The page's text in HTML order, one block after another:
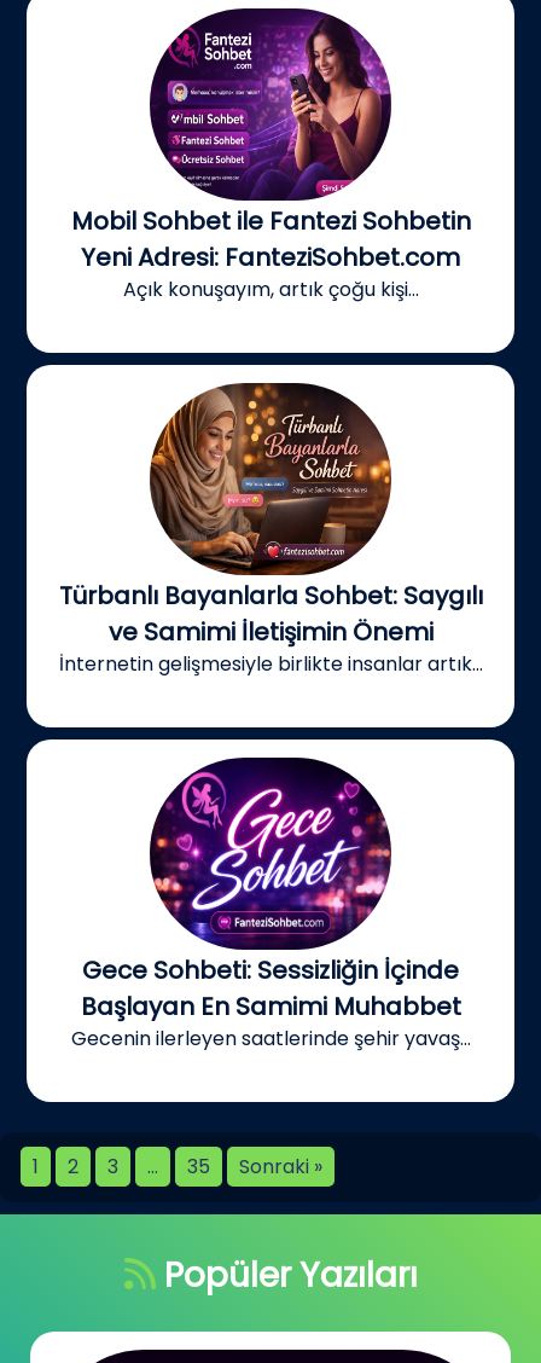
Mobil Sohbet ile Fantezi Sohbetin
Yeni Adresi: FanteziSohbet.com
Açık konuşayım, artık çoğu kişi...
Türbanlı Bayanlarla Sohbet: Saygılı
ve Samimi İletişimin Önemi
İnternetin gelişmesiyle birlikte insanlar artık...
Gece Sohbeti: Sessizliğin İçinde
Başlayan En Samimi Muhabbet
Gecenin ilerleyen saatlerinde şehir yavaş...
1 2 3 … 35 Sonraki »
Popüler Yazıları